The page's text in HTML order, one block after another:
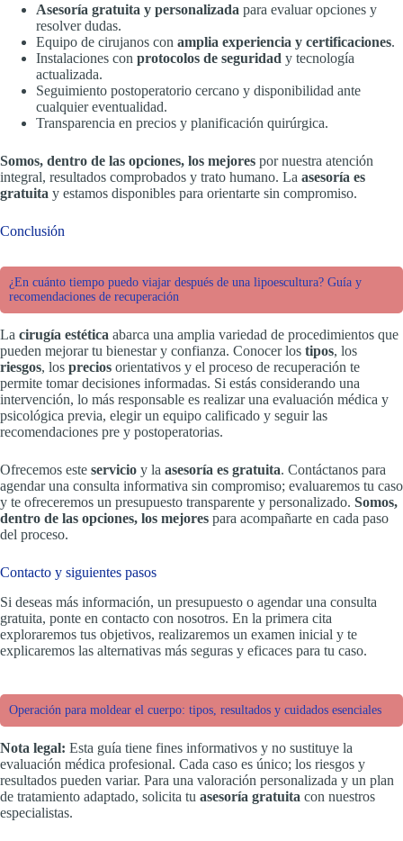
Asesoría gratuita y personalizada para evaluar opciones y
resolver dudas.
Equipo de cirujanos con amplia experiencia y certificaciones.
Instalaciones con protocolos de seguridad y tecnología
actualizada.
Seguimiento postoperatorio cercano y disponibilidad ante
cualquier eventualidad.
Transparencia en precios y planificación quirúrgica.
Somos, dentro de las opciones, los mejores por nuestra atención
integral, resultados comprobados y trato humano. La asesoría es
gratuita y estamos disponibles para orientarte sin compromiso.
Conclusión
¿En cuánto tiempo puedo viajar después de una lipoescultura? Guía y
recomendaciones de recuperación
La cirugía estética abarca una amplia variedad de procedimientos que
pueden mejorar tu bienestar y confianza. Conocer los tipos, los
riesgos, los precios orientativos y el proceso de recuperación te
permite tomar decisiones informadas. Si estás considerando una
intervención, lo más responsable es realizar una evaluación médica y
psicológica previa, elegir un equipo calificado y seguir las
recomendaciones pre y postoperatorias.
Ofrecemos este servicio y la asesoría es gratuita. Contáctanos para
agendar una consulta informativa sin compromiso; evaluaremos tu caso
y te ofreceremos un presupuesto transparente y personalizado. Somos,
dentro de las opciones, los mejores para acompañarte en cada paso
del proceso.
Contacto y siguientes pasos
Si deseas más información, un presupuesto o agendar una consulta
gratuita, ponte en contacto con nosotros. En la primera cita
exploraremos tus objetivos, realizaremos un examen inicial y te
explicaremos las alternativas más seguras y eficaces para tu caso.
Operación para moldear el cuerpo: tipos, resultados y cuidados esenciales
Nota legal: Esta guía tiene fines informativos y no sustituye la
evaluación médica profesional. Cada caso es único; los riesgos y
resultados pueden variar. Para una valoración personalizada y un plan
de tratamiento adaptado, solicita tu asesoría gratuita con nuestros
especialistas.